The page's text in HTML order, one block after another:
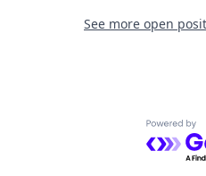
See more open